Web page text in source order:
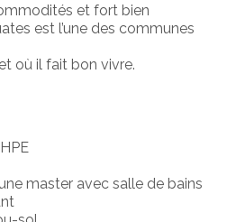
et fort bien
est l’une des communes
où il fait bon vivre.
master avec salle de bains